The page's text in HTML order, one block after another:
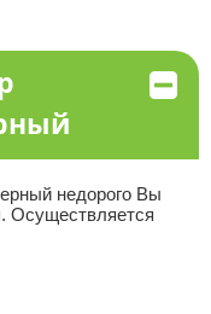
недорого Вы
Осуществляется